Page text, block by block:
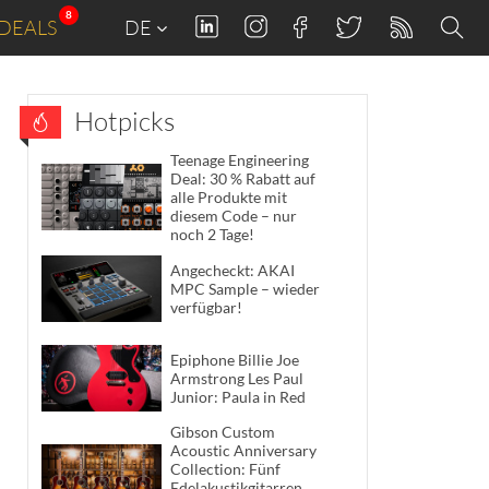
8
DE
Hotpicks
Teenage Engineering
Deal: 30 % Rabatt auf
alle Produkte mit
diesem Code – nur
noch 2 Tage!
Angecheckt: AKAI
MPC Sample – wieder
verfügbar!
Epiphone Billie Joe
Armstrong Les Paul
Junior: Paula in Red
Gibson Custom
Acoustic Anniversary
Collection: Fünf